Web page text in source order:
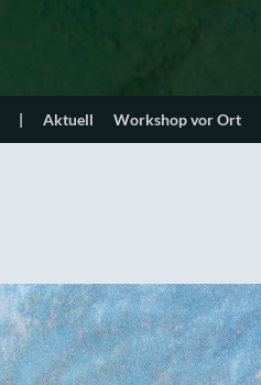
| Aktuell Workshop vor Ort